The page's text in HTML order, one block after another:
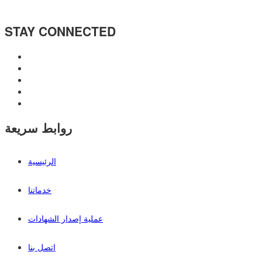
STAY CONNECTED
روابط سريعة
الرئيسية
خدماتنا
عملية إصدار الشهادات
اتصل بنا